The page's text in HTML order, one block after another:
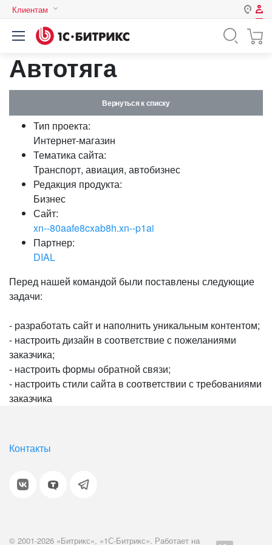
Клиентам
Авторизация
Логин
Пароль
Запомнить меня на этом
Автотяга
Вернуться к списку
Тип проекта:
Интернет-магазин
Тематика сайта:
Транспорт, авиация, автобизнес
Редакция продукта:
Бизнес
Сайт:
xn--80aafe8cxab8h.xn--p1ai
Партнер:
DIAL
Перед нашей командой были поставлены следующие
задачи:
- разработать сайт и наполнить уникальным контентом;
- настроить дизайн в соответствие с пожеланиями
заказчика;
- настроить формы обратной связи;
- настроить стили сайта в соответствии с требованиями
заказчика
Контакты
© 2001-2026 «Битрикс», «1С-Битрикс». Работает на